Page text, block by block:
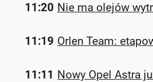
11:20 Nie ma olejów
11:19 Orlen Team:
11:11 Nowy Opel Astra